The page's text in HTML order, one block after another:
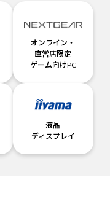
オンライン・
直営店限定
ゲーム向けPC
液晶
ディスプレイ